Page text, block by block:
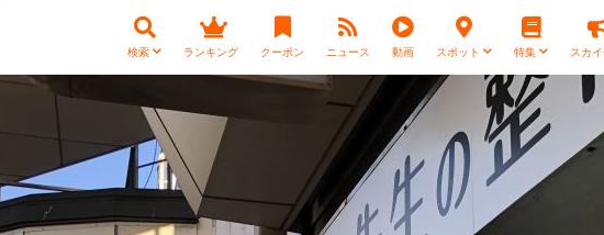
検索 ランキング クーポン ニュース 動画 スポット 特集 スカ